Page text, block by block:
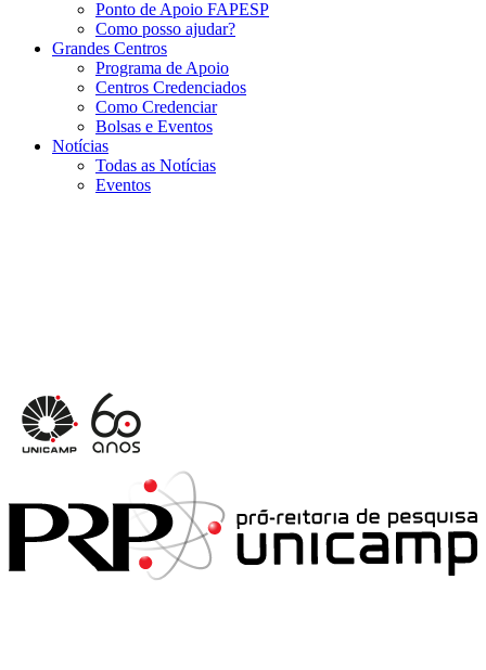
Ponto de Apoio FAPESP
Como posso ajudar?
Grandes Centros
Programa de Apoio
Centros Credenciados
Como Credenciar
Bolsas e Eventos
Notícias
Todas as Notícias
Eventos